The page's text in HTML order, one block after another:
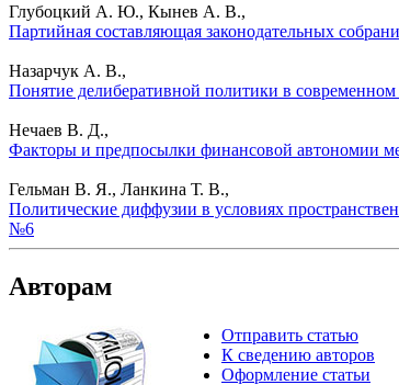
Глубоцкий А. Ю., Кынев А. В.,
Партийная составляющая законодательных
Назарчук А. В.,
Понятие делиберативной политики в
Нечаев В. Д.,
Факторы и предпосылки финансовой автономии
Гельман В. Я., Ланкина Т. В.,
Политические диффузии в условиях
№6
Авторам
Отправить статью
К сведению авторов
Оформление статьи